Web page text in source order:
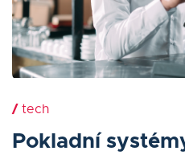
/ tech
Pokladní